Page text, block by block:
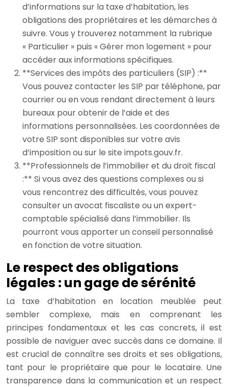
d’informations sur la taxe d’habitation, les
obligations des propriétaires et les démarches à
suivre. Vous y trouverez notamment la rubrique
« Particulier » puis « Gérer mon logement » pour
accéder aux informations spécifiques.
**Services des impôts des particuliers (SIP) :**
Vous pouvez contacter les SIP par téléphone, par
courrier ou en vous rendant directement à leurs
bureaux pour obtenir de l’aide et des
informations personnalisées. Les coordonnées de
votre SIP sont disponibles sur votre avis
d’imposition ou sur le site impots.gouv.fr.
**Professionnels de l’immobilier et du droit fiscal
:** Si vous avez des questions complexes ou si
vous rencontrez des difficultés, vous pouvez
consulter un avocat fiscaliste ou un expert-
comptable spécialisé dans l’immobilier. Ils
pourront vous apporter un conseil personnalisé
en fonction de votre situation.
Le respect des obligations
légales : un gage de sérénité
La taxe d’habitation en location meublée peut
sembler complexe, mais en comprenant les
principes fondamentaux et les cas concrets, il est
possible de naviguer avec succès dans ce domaine. Il
est crucial de connaître ses droits et ses obligations,
tant pour le propriétaire que pour le locataire. Une
transparence dans la communication et un respect